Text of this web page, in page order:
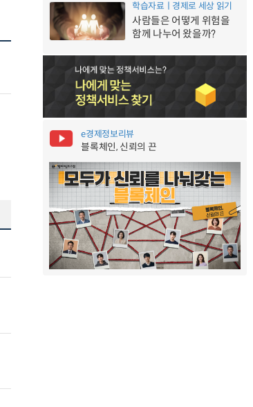
학습자료ㅣ경제로 세상 읽기
사람들은 어떻게 위험을
함께 나누어 왔을까?
e경제정보리뷰
블록체인, 신뢰의 끈